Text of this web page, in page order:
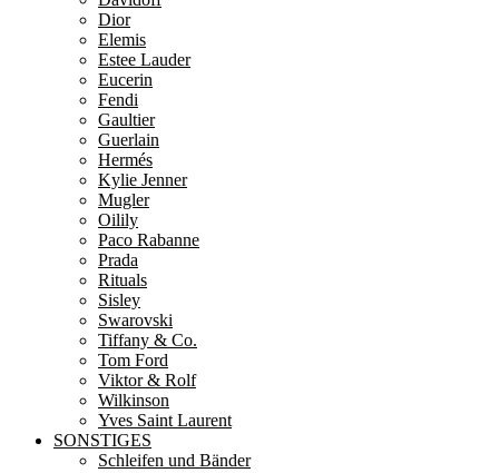
Dior
Elemis
Estee Lauder
Eucerin
Fendi
Gaultier
Guerlain
Hermés
Kylie Jenner
Mugler
Oilily
Paco Rabanne
Prada
Rituals
Sisley
Swarovski
Tiffany & Co.
Tom Ford
Viktor & Rolf
Wilkinson
Yves Saint Laurent
SONSTIGES
Schleifen und Bänder